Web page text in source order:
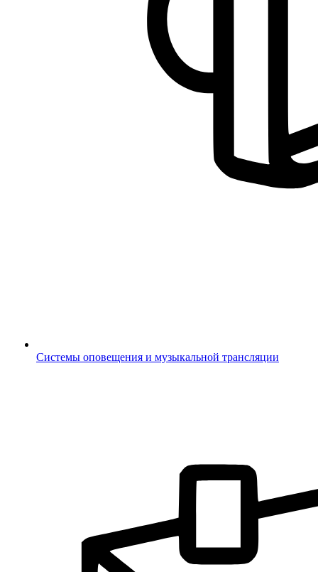
Системы оповещения и музыкальной трансляции